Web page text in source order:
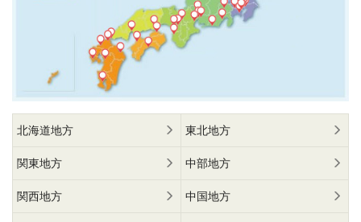
北海道地方 東北地方
関東地方 中部地方
関西地方 中国地方